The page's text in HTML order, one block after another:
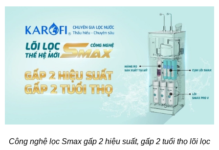
Công nghệ lọc Smax gấp 2 hiệu suất, gấp 2 tuổi thọ lõi lọc